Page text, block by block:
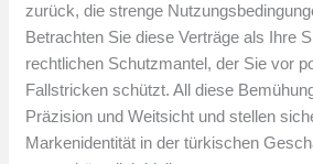
zurück, die strenge
Betrachten Sie diese Verträge als Ihre
rechtlichen Schutzmantel, der Sie vor
Fallstricken schützt. All diese
Präzision und Weitsicht und stellen
Markenidentität in der türkischen